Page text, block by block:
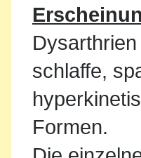
schlaffe,
Formen.